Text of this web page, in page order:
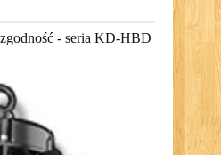
- seria KD-HBD